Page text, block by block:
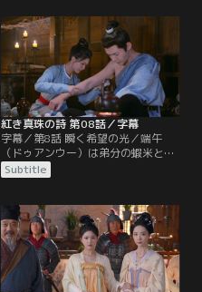
ン）に会って打開策を探る。一方、
端午（ドゥアンウー）は珊瑚珠を売
れば隊商に入れると聞きつけて行動
を開始。今度こそ競争相手である班
頭・曹大（ツァオ・ダー）を出し抜
いて商売を成功させるため…。
紅き真珠の詩 第08話／字幕
字幕／第8話 瞬く希望の光／端午
（ドゥアンウー）は弟分の蝦米と船
底から上層の部屋へ引っ越し、燕子
京（イエン・ズージン）に請け合っ
馮五娘に会いに行く。一方、あらぬ
噂から宿を追い出された張晋然（ジ
ャン・ジンラン）は燕子京に掛け合
い船内に泊まるようになる。それは
崔十九（ツイ・シージウ）が放った
刺客から逃れるためだった。
Subtitle